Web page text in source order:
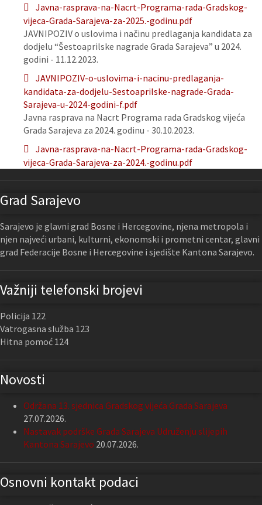
Javna-rasprava-na-Nacrt-Programa-rada-Gradskog-
vijeca-Grada-Sarajeva-za-2025.-godinu.pdf
JAVNIPOZIV o uslovima i načinu predlaganja kandidata za
dodjelu “Šestoaprilske nagrade Grada Sarajeva” u 2024.
godini - 11.12.2023.
JAVNIPOZIV-o-uslovima-i-nacinu-predlaganja-
kandidata-za-dodjelu-Sestoaprilske-nagrade-Grada-
Sarajeva-u-2024-godini-f.pdf
Javna rasprava na Nacrt Programa rada Gradskog vijeća
Grada Sarajeva za 2024. godinu - 30.10.2023.
Javna-rasprava-na-Nacrt-Programa-rada-Gradskog-
vijeca-Grada-Sarajeva-za-2024.-godinu.pdf
Grad Sarajevo
Sarajevo je glavni grad Bosne i Hercegovine, njena metropola i
njen najveći urbani, kulturni, ekonomski i prometni centar, glavni
grad Federacije Bosne i Hercegovine i sjedište Kantona Sarajevo.
Važniji telefonski brojevi
Policija 122
Vatrogasna služba 123
Hitna pomoć 124
Novosti
Održana 13. sjednica Gradskog vijeća Grada Sarajeva
27.07.2026.
Nastavak podrške Grada Sarajeva Udruženju slijepih
Kantona Sarajevo 20.07.2026.
Osnovni kontakt podaci